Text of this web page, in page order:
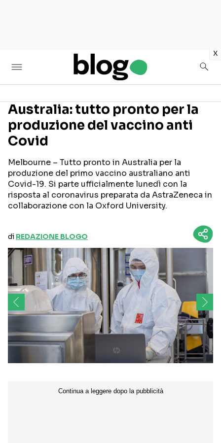
x
Seguici sui social
Australia: tutto pronto per la
produzione del vaccino anti
Covid
Melbourne – Tutto pronto in Australia per la
produzione del primo vaccino australiano anti
Covid-19. Si parte ufficialmente lunedì con la
risposta al coronavirus preparata da AstraZeneca in
collaborazione con la Oxford University.
di REDAZIONE BLOGO